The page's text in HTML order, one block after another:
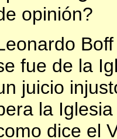
opinión?
fue de la
juicio
la
dice el